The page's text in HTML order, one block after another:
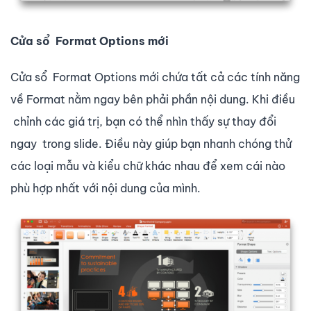
Cửa sổ Format Options mới
Cửa sổ Format Options mới chứa tất cả các tính năng
về Format nằm ngay bên phải phần nội dung. Khi điều
chỉnh các giá trị, bạn có thể nhìn thấy sự thay đổi
ngay trong slide. Điều này giúp bạn nhanh chóng thử
các loại mẫu và kiểu chữ khác nhau để xem cái nào
phù hợp nhất với nội dung của mình.